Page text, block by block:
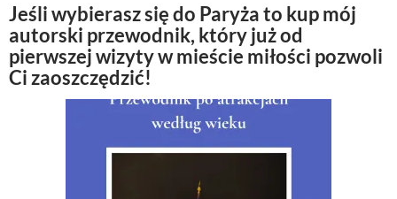
Jeśli wybierasz się do Paryża to kup mój
autorski przewodnik, który już od
pierwszej wizyty w mieście miłości pozwoli
Ci zaoszczędzić!